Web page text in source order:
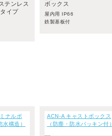
屋内用 IP66
鉄製基板付
ナルボ
水構造）
ACN-A キャストボックス
（防塵・防水パッキン付）